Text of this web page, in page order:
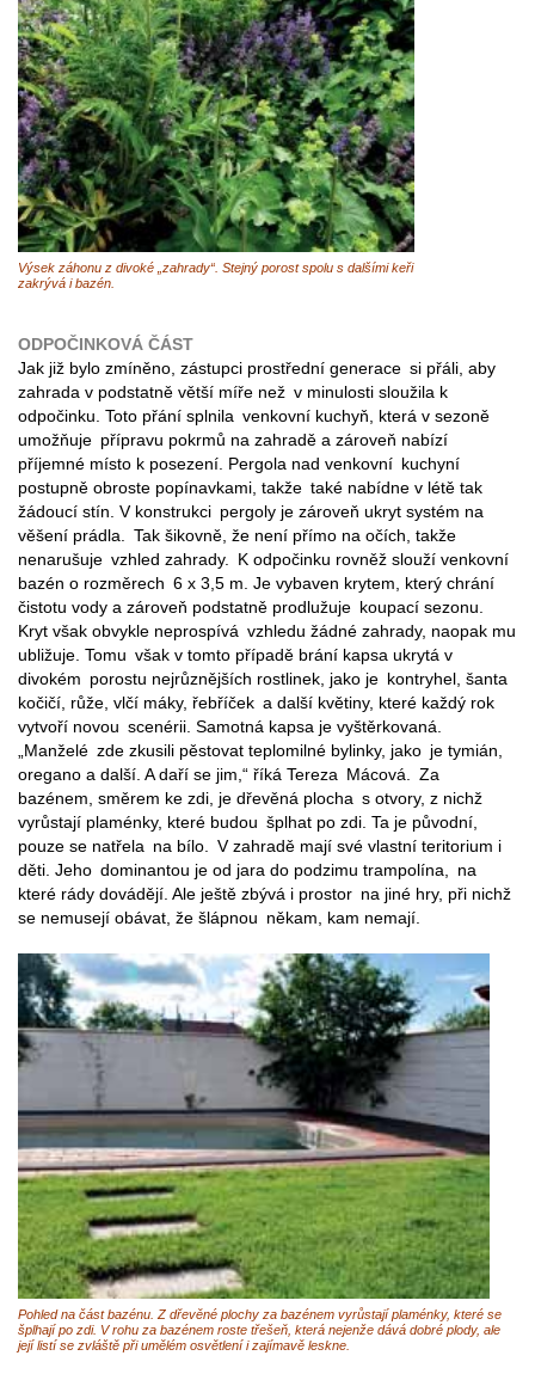
Výsek záhonu z divoké „zahrady“. Stejný porost spolu s dalšími keři
zakrývá i bazén.
ODPOČINKOVÁ ČÁST
Jak již bylo zmíněno, zástupci prostřední generace si přáli, aby
zahrada v podstatně větší míře než v minulosti sloužila k
odpočinku. Toto přání splnila venkovní kuchyň, která v sezoně
umožňuje přípravu pokrmů na zahradě a zároveň nabízí
příjemné místo k posezení. Pergola nad venkovní kuchyní
postupně obroste popínavkami, takže také nabídne v létě tak
žádoucí stín. V konstrukci pergoly je zároveň ukryt systém na
věšení prádla. Tak šikovně, že není přímo na očích, takže
nenarušuje vzhled zahrady. K odpočinku rovněž slouží venkovní
bazén o rozměrech 6 x 3,5 m. Je vybaven krytem, který chrání
čistotu vody a zároveň podstatně prodlužuje koupací sezonu.
Kryt však obvykle neprospívá vzhledu žádné zahrady, naopak mu
ubližuje. Tomu však v tomto případě brání kapsa ukrytá v
divokém porostu nejrůznějších rostlinek, jako je kontryhel, šanta
kočičí, růže, vlčí máky, řebříček a další květiny, které každý rok
vytvoří novou scenérii. Samotná kapsa je vyštěrkovaná.
„Manželé zde zkusili pěstovat teplomilné bylinky, jako je tymián,
oregano a další. A daří se jim,“ říká Tereza Mácová. Za
bazénem, směrem ke zdi, je dřevěná plocha s otvory, z nichž
vyrůstají plaménky, které budou šplhat po zdi. Ta je původní,
pouze se natřela na bílo. V zahradě mají své vlastní teritorium i
děti. Jeho dominantou je od jara do podzimu trampolína, na
které rády dovádějí. Ale ještě zbývá i prostor na jiné hry, při nichž
se nemusejí obávat, že šlápnou někam, kam nemají.
Pohled na část bazénu. Z dřevěné plochy za bazénem vyrůstají plaménky, které se
šplhají po zdi. V rohu za bazénem roste třešeň, která nejenže dává dobré plody, ale
její listí se zvláště při umělém osvětlení i zajímavě leskne.